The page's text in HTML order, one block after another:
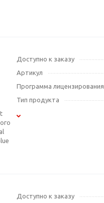
Доступно к заказу
Артикул
Программа лицензирования
Тип продукта
Доступно к заказу